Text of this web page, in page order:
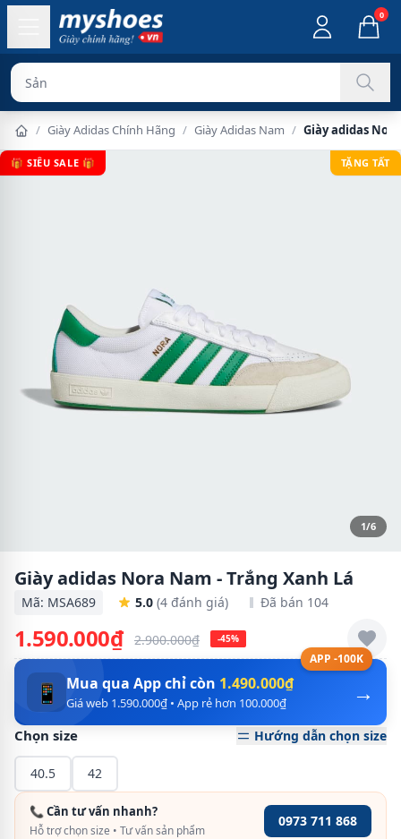
0
Sản phẩm chín
/ Giày Adidas Chính Hãng / Giày Adidas Nam / Giày adidas
🎁 SIÊU SALE 🎁 TẶNG TẤT
1/6
Giày adidas Nora Nam - Trắng Xanh Lá
Mã: MSA689 5.0 (4 đánh giá) Đã bán 104
1.590.000₫ 2.900.000₫ -45%
APP -100K
→
📱 Mua qua App chỉ còn 1.490.000₫
Giá web 1.590.000₫ • App rẻ hơn 100.000₫
Chọn size Hướng dẫn chọn size
40.5 42
📞 Cần tư vấn nhanh?
Hỗ trợ chọn size • Tư vấn sản phẩm
0973 711 868